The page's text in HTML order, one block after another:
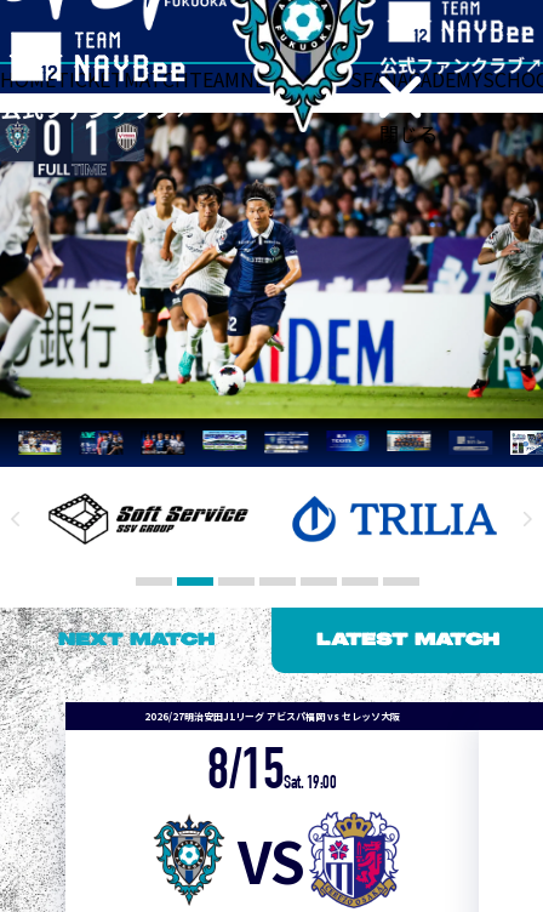
閉じる
HOMETICKETMATCHTEAMNEWSGOODSFANACADEMY
NEXT MATCH LATEST MATCH
2026/27明治安田J1リーグ アビスパ福岡 vs セレッソ大阪
8/15Sat. 19:00
VS